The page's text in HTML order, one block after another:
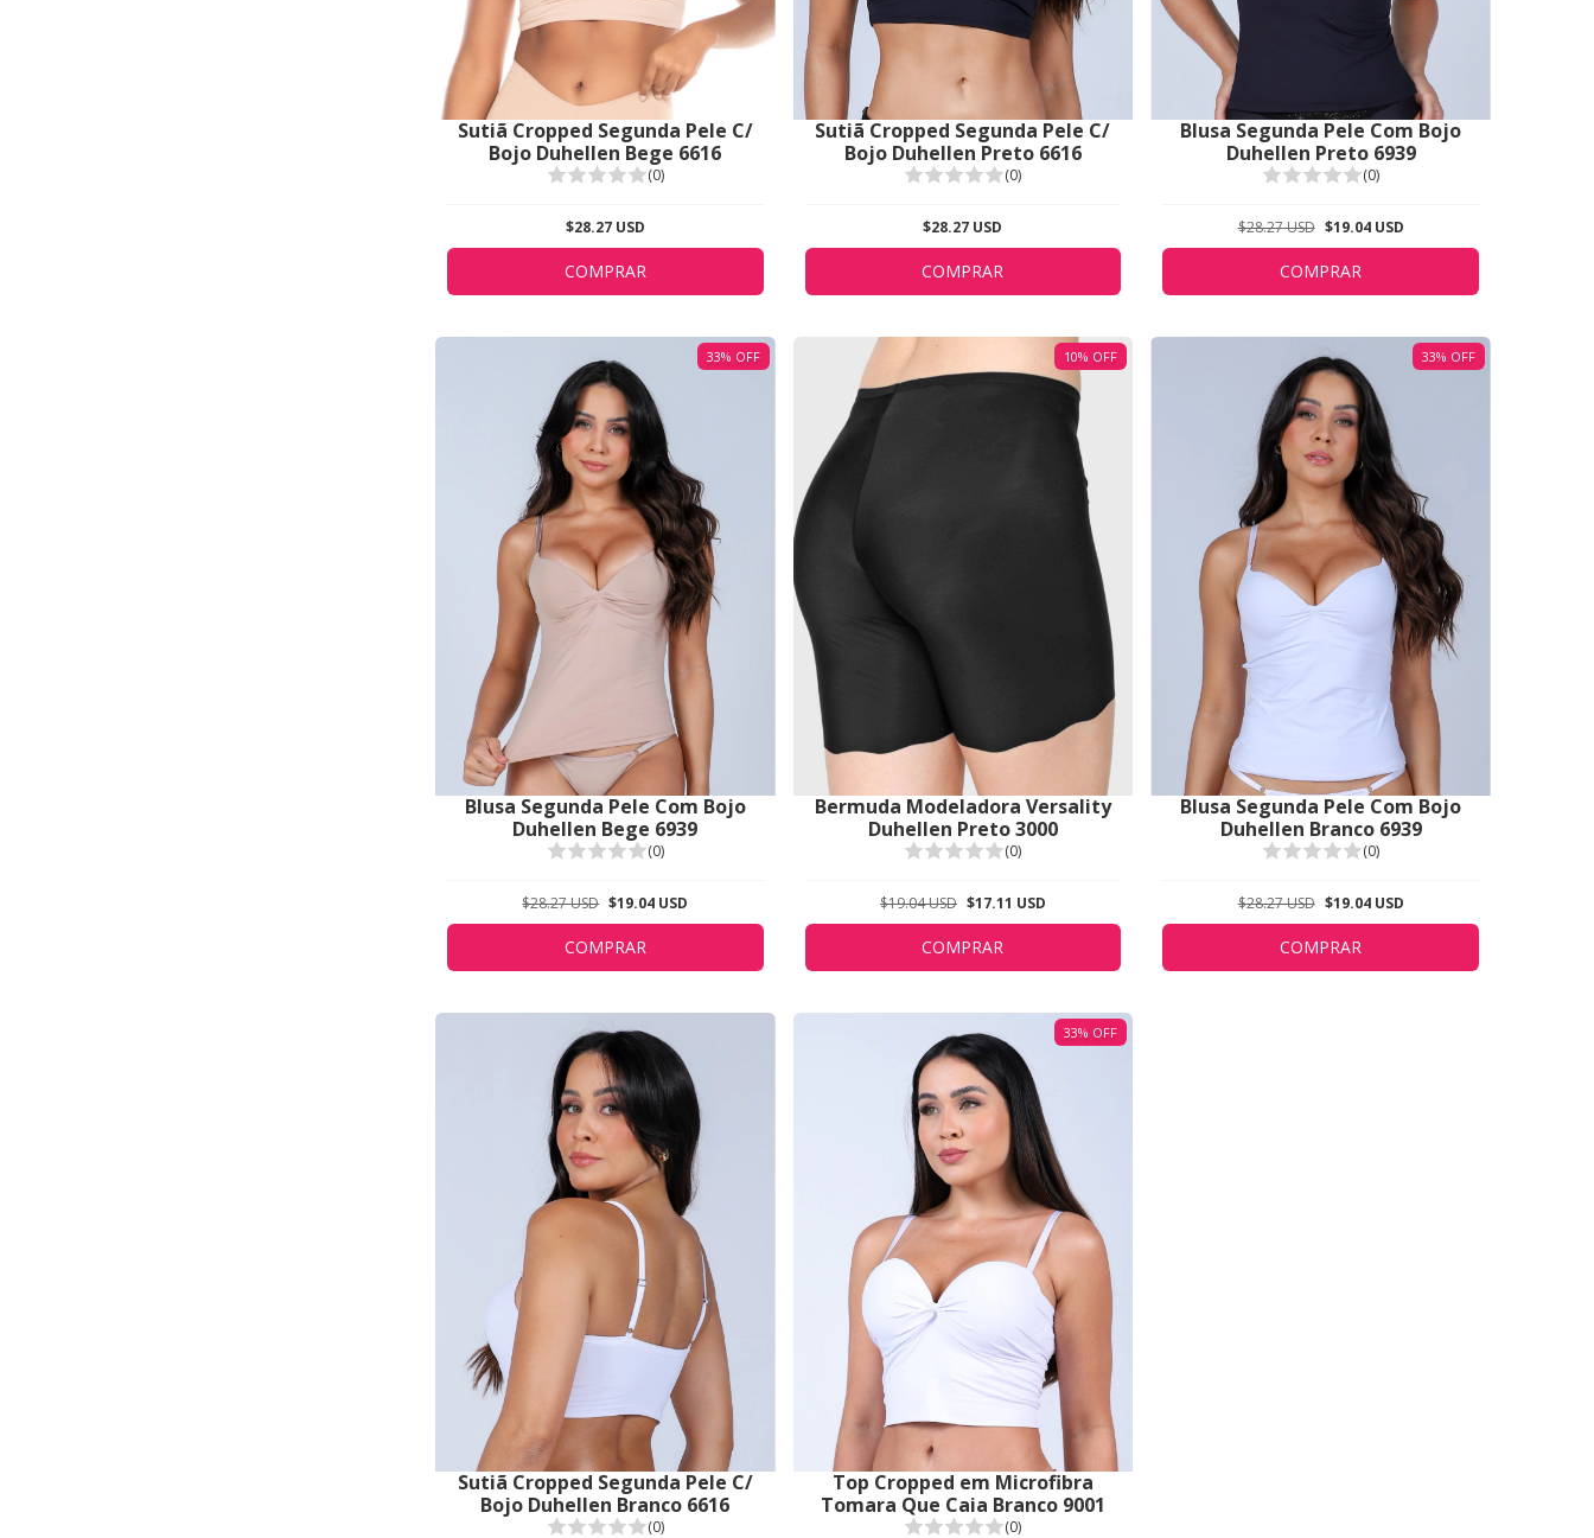
Sutiã Cropped Segunda Pele C/
Bojo Duhellen Bege 6616
(0)
$28.27 USD
COMPRAR
Sutiã Cropped Segunda Pele C/
Bojo Duhellen Preto 6616
(0)
$28.27 USD
COMPRAR
Blusa Segunda Pele Com Bojo
Duhellen Preto 6939
(0)
$28.27 USD $19.04 USD
COMPRAR
33% OFF
Blusa Segunda Pele Com Bojo
Duhellen Bege 6939
(0)
$28.27 USD $19.04 USD
COMPRAR
10% OFF
Bermuda Modeladora Versality
Duhellen Preto 3000
(0)
$19.04 USD $17.11 USD
COMPRAR
33% OFF
Blusa Segunda Pele Com Bojo
Duhellen Branco 6939
(0)
$28.27 USD $19.04 USD
COMPRAR
Sutiã Cropped Segunda Pele C/
Bojo Duhellen Branco 6616
(0)
33% OFF
Top Cropped em Microfibra
Tomara Que Caia Branco 9001
(0)